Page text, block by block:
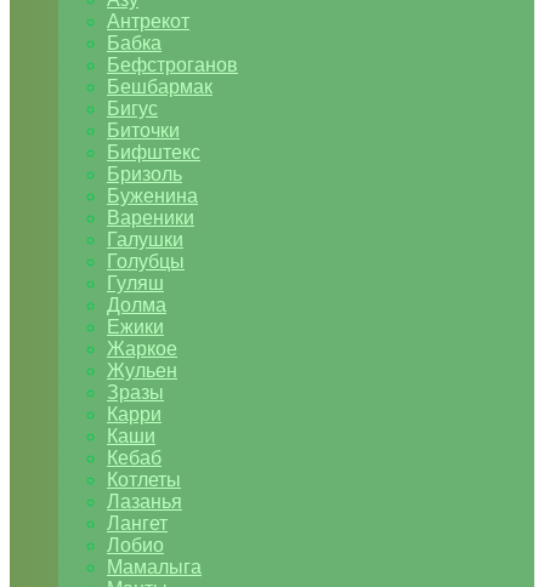
Антрекот
Бабка
Бефстроганов
Бешбармак
Бигус
Биточки
Бифштекс
Бризоль
Буженина
Вареники
Галушки
Голубцы
Гуляш
Долма
Ежики
Жаркое
Жульен
Зразы
Карри
Каши
Кебаб
Котлеты
Лазанья
Лангет
Лобио
Мамалыга